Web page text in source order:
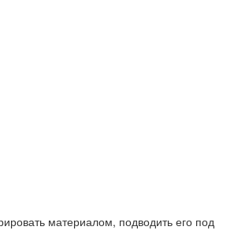
материалом, подводить его под